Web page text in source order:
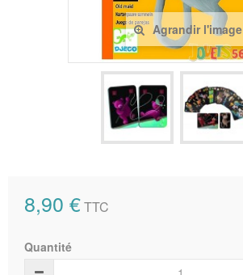
Agrandir l'image
8,90 €TTC
Quantité